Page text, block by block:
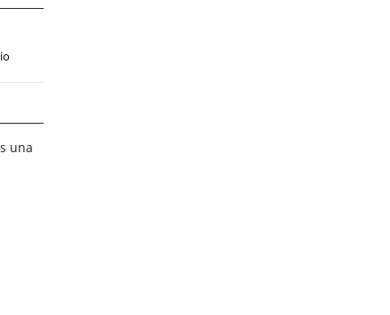
una